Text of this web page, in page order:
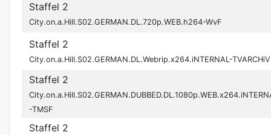
Staffel 2
City.on.a.Hill.S02.GERMAN.DL.720p.WEB.h264-WvF
Staffel 2
City.on.a.Hill.S02.GERMAN.DL.Webrip.x264.iNTERNAL-TVARCHiV
Staffel 2
-TMSF
Staffel 2